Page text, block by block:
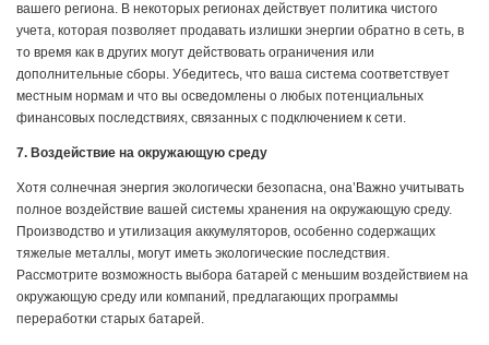
вашего региона. В некоторых регионах действует политика чистого
учета, которая позволяет продавать излишки энергии обратно в сеть, в
то время как в других могут действовать ограничения или
дополнительные сборы. Убедитесь, что ваша система соответствует
местным нормам и что вы осведомлены о любых потенциальных
финансовых последствиях, связанных с подключением к сети.
7. Воздействие на окружающую среду
Хотя солнечная энергия экологически безопасна, она’Важно учитывать
полное воздействие вашей системы хранения на окружающую среду.
Производство и утилизация аккумуляторов, особенно содержащих
тяжелые металлы, могут иметь экологические последствия.
Рассмотрите возможность выбора батарей с меньшим воздействием на
окружающую среду или компаний, предлагающих программы
переработки старых батарей.